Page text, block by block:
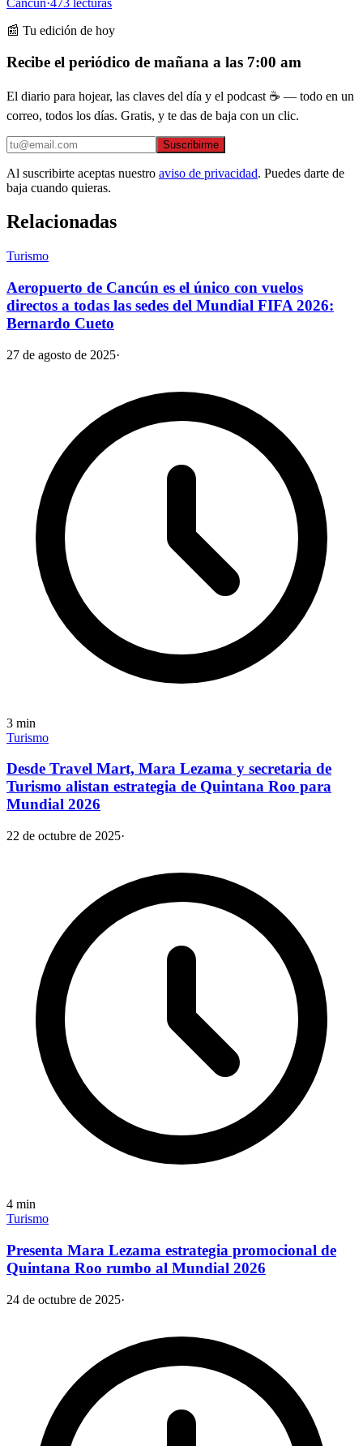
Cancún·473 lecturas
📰 Tu edición de hoy
Recibe el periódico de mañana a las 7:00 am
El diario para hojear, las claves del día y el podcast ☕ — todo en un
correo, todos los días. Gratis, y te das de baja con un clic.
Suscribirme
Al suscribirte aceptas nuestro aviso de privacidad. Puedes darte de
baja cuando quieras.
Relacionadas
Turismo
Aeropuerto de Cancún es el único con vuelos
directos a todas las sedes del Mundial FIFA 2026:
Bernardo Cueto
27 de agosto de 2025·
3 min
Turismo
Desde Travel Mart, Mara Lezama y secretaria de
Turismo alistan estrategia de Quintana Roo para
Mundial 2026
22 de octubre de 2025·
4 min
Turismo
Presenta Mara Lezama estrategia promocional de
Quintana Roo rumbo al Mundial 2026
24 de octubre de 2025·